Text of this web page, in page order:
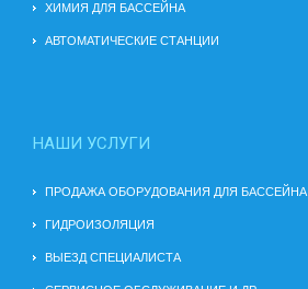
ХИМИЯ ДЛЯ БАССЕЙНА
АВТОМАТИЧЕСКИЕ СТАНЦИИ
НАШИ УСЛУГИ
ПРОДАЖА ОБОРУДОВАНИЯ ДЛЯ БАССЕЙНА
ГИДРОИЗОЛЯЦИЯ
ВЫЕЗД СПЕЦИАЛИСТА